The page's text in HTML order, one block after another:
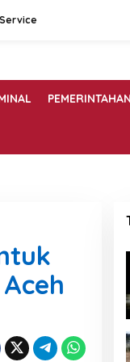
PEMERINTAHAN